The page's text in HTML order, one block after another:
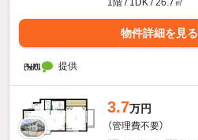
1階 / 1DK / 26.7㎡
物件詳細を見る
提供
3.7万円
（管理費不要）